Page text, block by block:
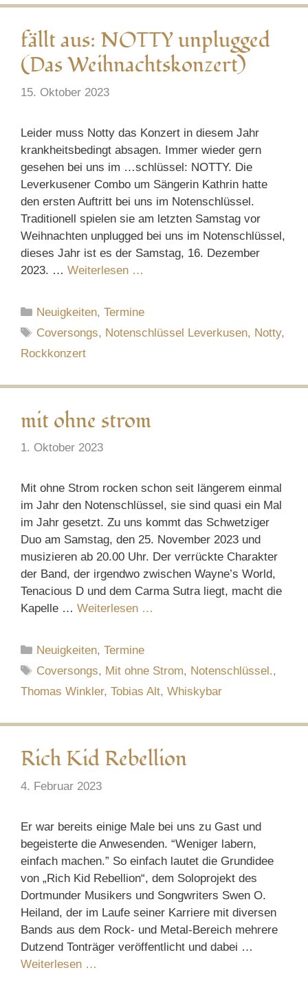
fällt aus: NOTTY unplugged
(Das Weihnachtskonzert)
15. Oktober 2023
Leider muss Notty das Konzert in diesem Jahr
krankheitsbedingt absagen. Immer wieder gern
gesehen bei uns im …schlüssel: NOTTY. Die
Leverkusener Combo um Sängerin Kathrin hatte
den ersten Auftritt bei uns im Notenschlüssel.
Traditionell spielen sie am letzten Samstag vor
Weihnachten unplugged bei uns im Notenschlüssel,
dieses Jahr ist es der Samstag, 16. Dezember
2023. … Weiterlesen …
Kategorien
Neuigkeiten,Termine
Schlagwörter
Coversongs, Notenschlüssel Leverkusen, Notty,
Rockkonzert
mit ohne strom
1. Oktober 2023
Mit ohne Strom rocken schon seit längerem einmal
im Jahr den Notenschlüssel, sie sind quasi ein Mal
im Jahr gesetzt. Zu uns kommt das Schwetziger
Duo am Samstag, den 25. November 2023 und
musizieren ab 20.00 Uhr. Der verrückte Charakter
der Band, der irgendwo zwischen Wayne’s World,
Tenacious D und dem Carma Sutra liegt, macht die
Kapelle … Weiterlesen …
Kategorien
Neuigkeiten,Termine
Schlagwörter
Coversongs, Mit ohne Strom, Notenschlüssel.,
Thomas Winkler, Tobias Alt, Whiskybar
Rich Kid Rebellion
4. Februar 2023
Er war bereits einige Male bei uns zu Gast und
begeisterte die Anwesenden. “Weniger labern,
einfach machen.” So einfach lautet die Grundidee
von „Rich Kid Rebellion“, dem Soloprojekt des
Dortmunder Musikers und Songwriters Swen O.
Heiland, der im Laufe seiner Karriere mit diversen
Bands aus dem Rock- und Metal-Bereich mehrere
Dutzend Tonträger veröffentlicht und dabei …
Weiterlesen …